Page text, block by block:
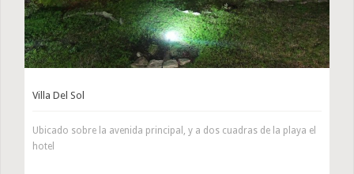
Villa Del Sol
Ubicado sobre la avenida principal, y a dos cuadras de la playa el
hotel